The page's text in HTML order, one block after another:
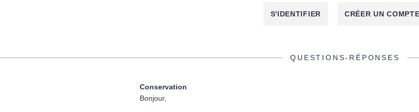
S'IDENTIFIER CRÉER UN COMPTE
QUESTIONS-RÉPONSES
Conservation
Bonjour,